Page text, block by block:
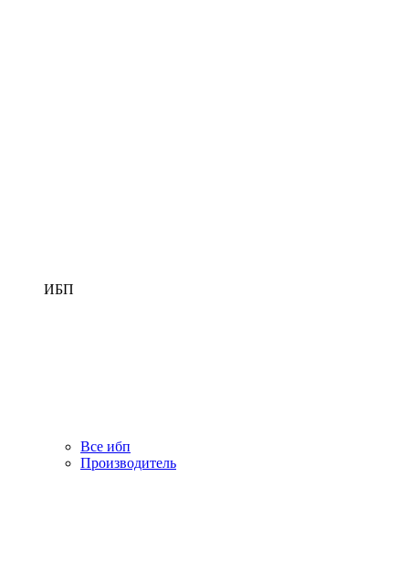
ИБП
Все ибп
Производитель